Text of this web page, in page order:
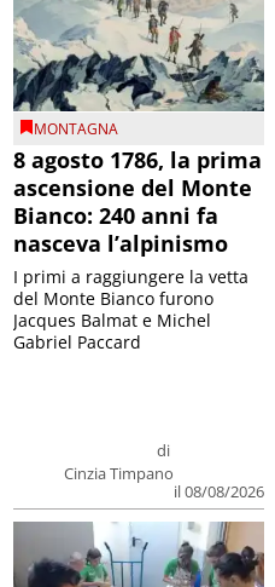
MONTAGNA
8 agosto 1786, la prima
ascensione del Monte
Bianco: 240 anni fa
nasceva l’alpinismo
di
Cinzia Timpano
il 08/08/2026
I primi a raggiungere la vetta
del Monte Bianco furono
Jacques Balmat e Michel
Gabriel Paccard